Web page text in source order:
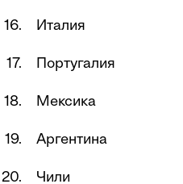
Италия
Португалия
Мексика
Аргентина
Чили